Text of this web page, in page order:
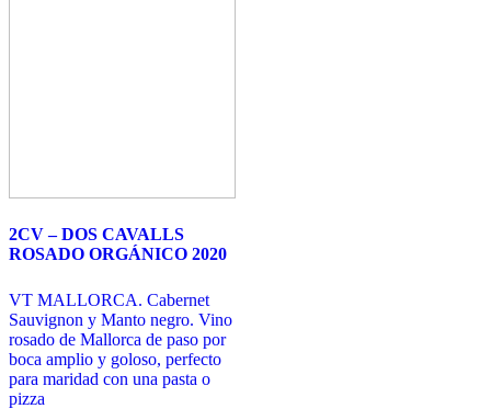
2CV – DOS CAVALLS
ROSADO ORGÁNICO 2020
VT MALLORCA. Cabernet
Sauvignon y Manto negro. Vino
rosado de Mallorca de paso por
boca amplio y goloso, perfecto
para maridad con una pasta o
pizza